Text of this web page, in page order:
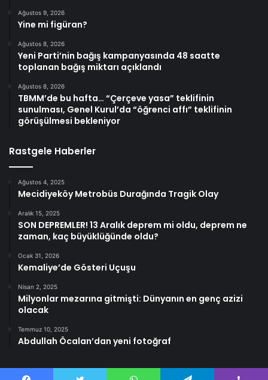
Ağustos 9, 2026
Yine mi figüran?
Ağustos 8, 2026
Yeni Parti’nin bağış kampanyasında 48 saatte
toplanan bağış miktarı açıklandı
Ağustos 8, 2026
TBMM’de bu hafta… “Çerçeve yasa” teklifinin
sunulması, Genel Kurul’da “öğrenci affı” teklifinin
görüşülmesi bekleniyor
Rastgele Haberler
Ağustos 4, 2025
Mecidiyeköy Metrobüs Durağında Tragik Olay
Aralık 15, 2025
SON DEPREMLER! 13 Aralık deprem mi oldu, deprem ne
zaman, kaç büyüklüğünde oldu?
Ocak 31, 2026
Kemaliye’de Gösteri Uçuşu
Nisan 2, 2025
Milyonlar mezarına gitmişti: Dünyanın en genç azizi
olacak
Temmuz 10, 2025
Abdullah Öcalan’dan yeni fotoğraf